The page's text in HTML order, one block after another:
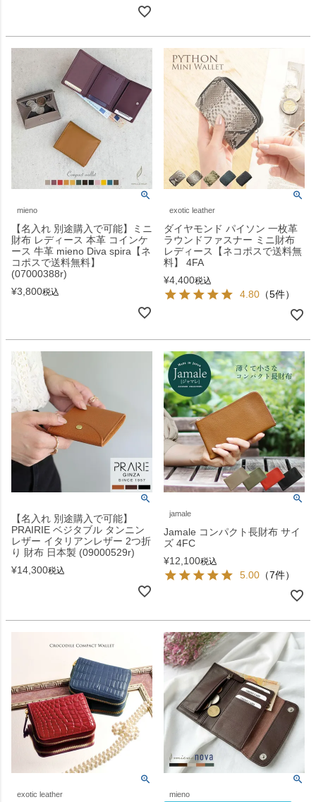
mieno
【名入れ 別途購入で可能】ミニ
財布 レディース 本革 コインケ
ース 牛革 mieno Diva spira【ネ
コポスで送料無料】
(07000388r)
¥3,800税込
exotic leather
ダイヤモンド パイソン 一枚革
ラウンドファスナー ミニ財布
レディース【ネコポスで送料無
料】 4FA
¥4,400税込
4.80 （5件）
【名入れ 別途購入で可能】
PRAIRIE ベジタブル タンニン
レザー イタリアンレザー 2つ折
り 財布 日本製 (09000529r)
¥14,300税込
jamale
Jamale コンパクト長財布 サイ
ズ 4FC
¥12,100税込
5.00 （7件）
exotic leather
mieno